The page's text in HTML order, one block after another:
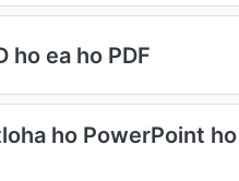
ho ea ho PDF
ho PowerPoint